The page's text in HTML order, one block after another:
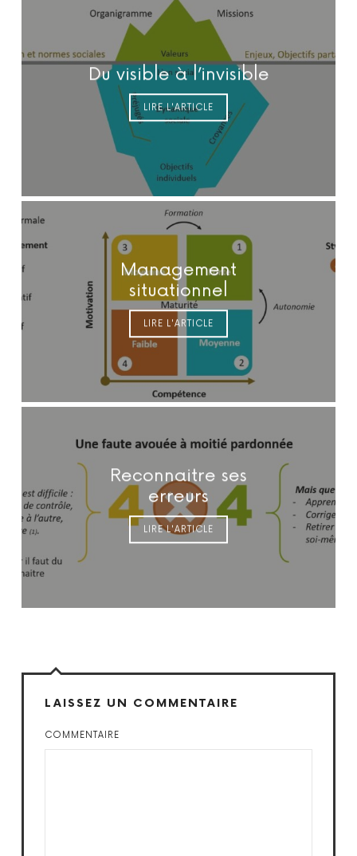
Du visible à l’invisible
LIRE L'ARTICLE
Management
situationnel
LIRE L'ARTICLE
Reconnaitre ses
erreurs
LIRE L'ARTICLE
LAISSEZ UN COMMENTAIRE
COMMENTAIRE